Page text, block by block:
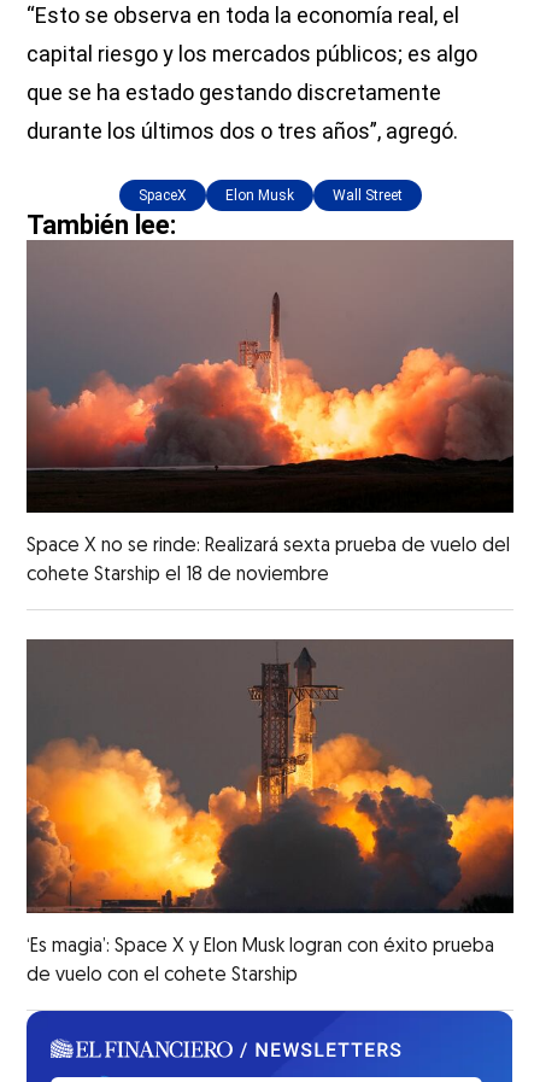
“Esto se observa en toda la economía real, el
capital riesgo y los mercados públicos; es algo
que se ha estado gestando discretamente
durante los últimos dos o tres años”, agregó.
SpaceX Elon Musk Wall Street
También lee:
Space X no se rinde: Realizará sexta prueba de vuelo del
cohete Starship el 18 de noviembre
‘Es magia’: Space X y Elon Musk logran con éxito prueba
de vuelo con el cohete Starship